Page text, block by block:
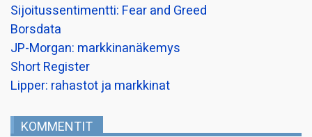
Sijoitussentimentti: Fear and Greed
Borsdata
JP-Morgan: markkinanäkemys
Short Register
Lipper: rahastot ja markkinat
KOMMENTIT